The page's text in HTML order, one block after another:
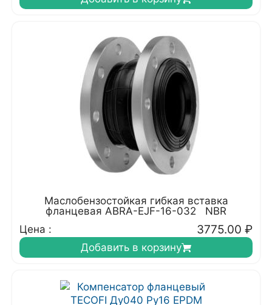
Маслобензостойкая гибкая вставка
фланцевая ABRA-EJF-16-032 NBR
Цена :
3775.00 ₽
Добавить в корзину